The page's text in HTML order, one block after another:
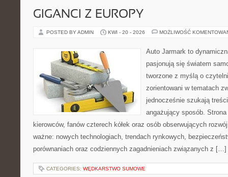
GIGANCI Z EUROPY
POSTED BY ADMIN KWI - 20 - 2026 MOŻLIWOŚĆ
Auto Jarmark to
pasjonują się światem
tworzone z myślą o
zorientowani w tematach
jednocześnie szukają
angażujący sposób.
kierowców, fanów czterech kółek oraz osób obserwujących
ważne: nowych technologiach, trendach rynkowych,
porównaniach oraz codziennych zagadnieniach związanych z […]
CATEGORIES: WĘDKARSTWO SUMOWE